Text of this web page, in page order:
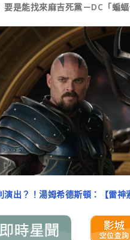
要是能找來麻吉死黨－DC「蝙
演出？！湯姆希德斯頓：【雷神